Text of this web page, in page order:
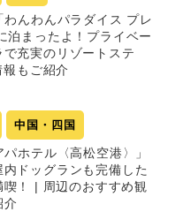
わんわんパラダイス プレ
泊まったよ！プライベー
で充実のリゾートステ
もご紹介
中国・四国
パホテル〈高松空港〉」
ドッグランも完備した
！ | 周辺のおすすめ観
介